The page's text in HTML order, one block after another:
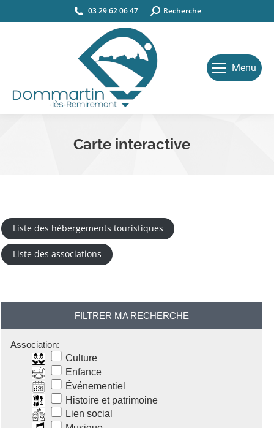
03 29 62 06 47 Search:Recherche
Menu
Carte interactive
Liste des hébergements touristiques
Liste des associations
FILTRER MA RECHERCHE
Association:
Culture
Enfance
Événementiel
Histoire et patrimoine
Lien social